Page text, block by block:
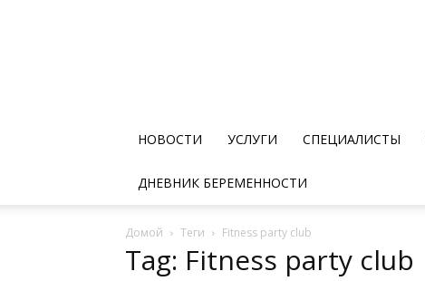
НОВОСТИ УСЛУГИ СПЕЦИАЛИСТЫ
ДНЕВНИК БЕРЕМЕННОСТИ
Домой Теги Fitness party club
Tag: Fitness party club